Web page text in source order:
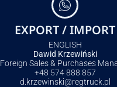
EXPORT / IMPORT
ENGLISH
Dawid Krzewiński
Foreign Sales & Purchases
+48 574 888 857
d.krzewinski@regtruck.pl